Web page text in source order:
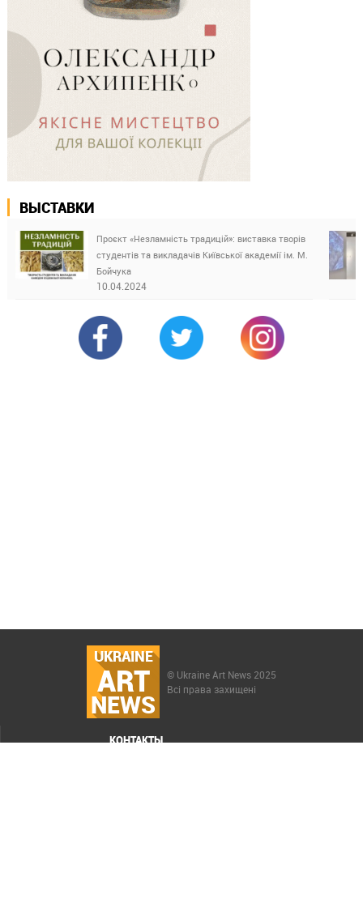
ВЫСТАВКИ
Проєкт «Незламність традицій»: виставка творів
студентів та викладачів Київської академії ім. М.
Бойчука
10.04.2024
UKRAINE
ART
NEWS
© Ukraine Art News 2025
Всі права захищені
КОНТАКТЫ